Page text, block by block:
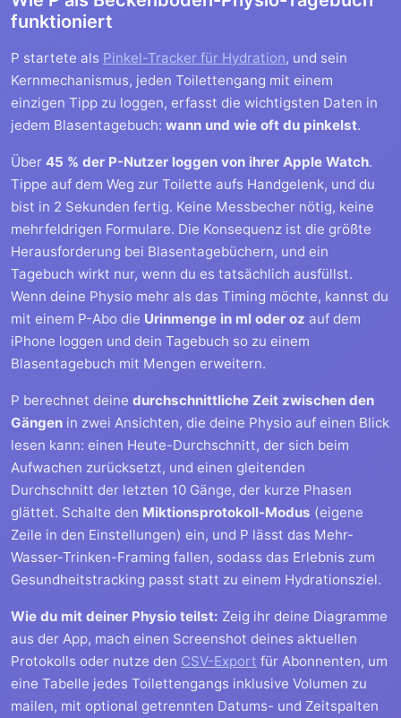
funktioniert
P startete als Pinkel-Tracker für Hydration, und sein
Kernmechanismus, jeden Toilettengang mit einem
einzigen Tipp zu loggen, erfasst die wichtigsten Daten in
jedem Blasentagebuch: wann und wie oft du pinkelst.
Über 45 % der P-Nutzer loggen von ihrer Apple Watch.
Tippe auf dem Weg zur Toilette aufs Handgelenk, und du
bist in 2 Sekunden fertig. Keine Messbecher nötig, keine
mehrfeldrigen Formulare. Die Konsequenz ist die größte
Herausforderung bei Blasentagebüchern, und ein
Tagebuch wirkt nur, wenn du es tatsächlich ausfüllst.
Wenn deine Physio mehr als das Timing möchte, kannst du
mit einem P-Abo die Urinmenge in ml oder oz auf dem
iPhone loggen und dein Tagebuch so zu einem
Blasentagebuch mit Mengen erweitern.
P berechnet deine durchschnittliche Zeit zwischen den
Gängen in zwei Ansichten, die deine Physio auf einen Blick
lesen kann: einen Heute-Durchschnitt, der sich beim
Aufwachen zurücksetzt, und einen gleitenden
Durchschnitt der letzten 10 Gänge, der kurze Phasen
glättet. Schalte den Miktionsprotokoll-Modus (eigene
Zeile in den Einstellungen) ein, und P lässt das Mehr-
Wasser-Trinken-Framing fallen, sodass das Erlebnis zum
Gesundheitstracking passt statt zu einem Hydrationsziel.
Wie du mit deiner Physio teilst: Zeig ihr deine Diagramme
aus der App, mach einen Screenshot deines aktuellen
Protokolls oder nutze den CSV-Export für Abonnenten, um
eine Tabelle jedes Toilettengangs inklusive Volumen zu
mailen, mit optional getrennten Datums- und Zeitspalten